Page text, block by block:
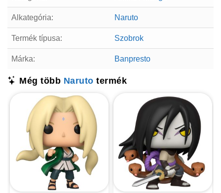
Alkategória: Naruto
Termék típusa: Szobrok
Márka: Banpresto
Még több Naruto termék